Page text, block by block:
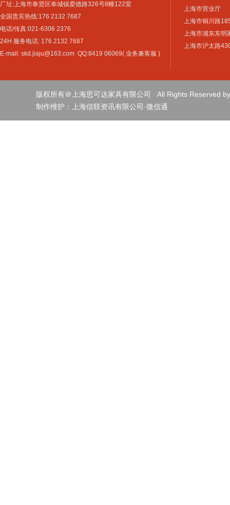
厂址:上海市奉贤区奉城镇爱德路326号8幢122室
全国贵宾热线:176 2132 7687
电话/传真:021-6306 2376
24H 服务电话: 176 2132 7687
E-mail: skd.jiaju@163.com QQ:8419 06069( 业务兼客服 )
上海市营业厅
上海市铜川
上海市浦东东
上海市沪太路
版权所有＠上海思可达家具有限公司 All Rights Reserved
制作维护：
上海信联资讯有限公司 ·微信通